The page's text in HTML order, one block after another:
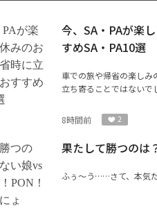
今、SA・PAが楽
すめSA・PA10選
車での旅や帰省の楽しみ
立ち寄ることではないで
8時間前 2
果たして勝つのは
ふぅ〜う……さて、本気